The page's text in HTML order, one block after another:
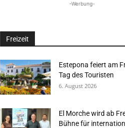
-Werbung-
Freizeit
Estepona feiert am
Tag des Touristen
6. August 2026
El Morche wird ab
Bühne für